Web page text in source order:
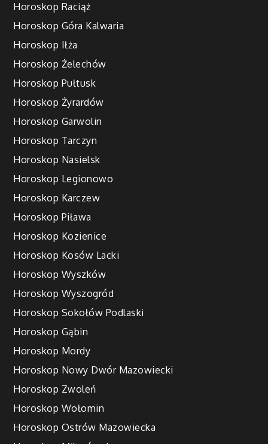
Horoskop Raciąż
Horoskop Góra Kalwaria
Horoskop Iłża
Horoskop Żelechów
Horoskop Pułtusk
Horoskop Żyrardów
Horoskop Garwolin
Horoskop Tarczyn
Horoskop Nasielsk
Horoskop Legionowo
Horoskop Karczew
Horoskop Piława
Horoskop Kozienice
Horoskop Kosów Lacki
Horoskop Wyszków
Horoskop Wyszogród
Horoskop Sokołów Podlaski
Horoskop Gąbin
Horoskop Mordy
Horoskop Nowy Dwór Mazowiecki
Horoskop Zwoleń
Horoskop Wołomin
Horoskop Ostrów Mazowiecka